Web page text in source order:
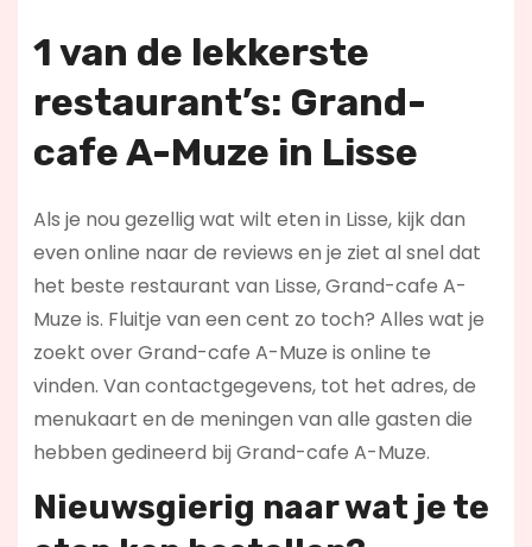
1 van de lekkerste
restaurant’s: Grand-
cafe A-Muze in Lisse
Als je nou gezellig wat wilt eten in Lisse, kijk dan
even online naar de reviews en je ziet al snel dat
het beste restaurant van Lisse, Grand-cafe A-
Muze is. Fluitje van een cent zo toch? Alles wat je
zoekt over Grand-cafe A-Muze is online te
vinden. Van contactgegevens, tot het adres, de
menukaart en de meningen van alle gasten die
hebben gedineerd bij Grand-cafe A-Muze.
Nieuwsgierig naar wat je te